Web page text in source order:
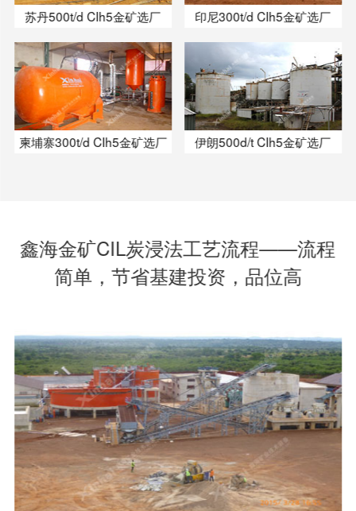
苏丹500t/d CIh5金矿选厂 印尼300t/d CIh5金矿选厂
柬埔寨300t/d CIh5金矿选厂 伊朗500d/t CIh5金矿选厂
鑫海金矿CIL炭浸法工艺流程——流程
简单，节省基建投资，品位高